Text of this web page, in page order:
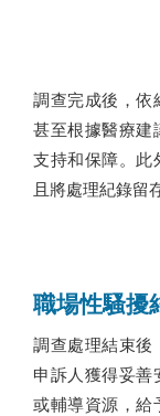
調查完成後，依
甚至根據醫療建
支持和保障。此
且將處理紀錄留
職場性騷擾
調查處理結束後
申訴人獲得妥
或輔導資源，給